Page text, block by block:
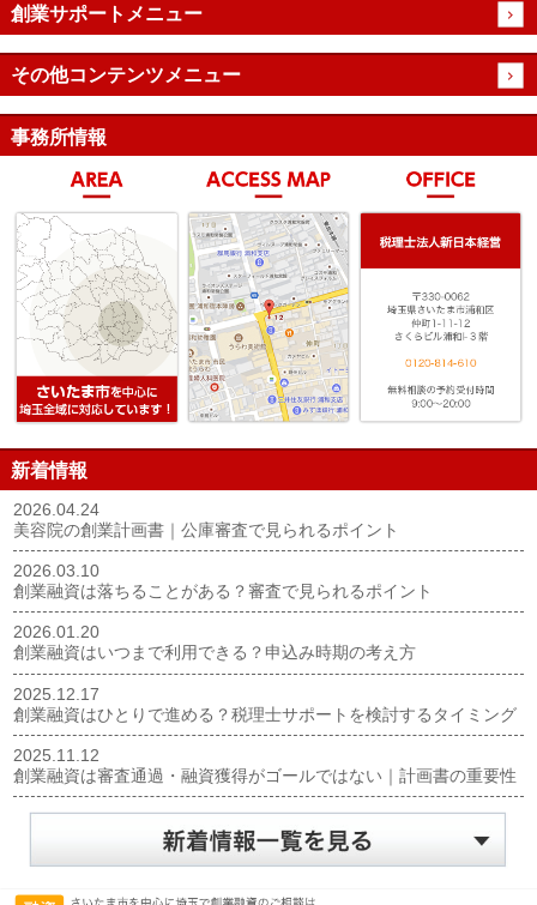
創業サポートメニュー
その他コンテンツメニュー
事務所情報
新着情報
2026.04.24
美容院の創業計画書｜公庫審査で見られるポイント
2026.03.10
創業融資は落ちることがある？審査で見られるポイント
2026.01.20
創業融資はいつまで利用できる？申込み時期の考え方
2025.12.17
創業融資はひとりで進める？税理士サポートを検討するタイミング
2025.11.12
創業融資は審査通過・融資獲得がゴールではない｜計画書の重要性